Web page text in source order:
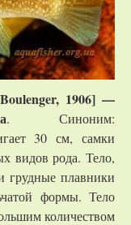
1906] —
. Синоним:
30 см, самки
видов рода. Тело,
грудные плавники
формы. Тело
количеством